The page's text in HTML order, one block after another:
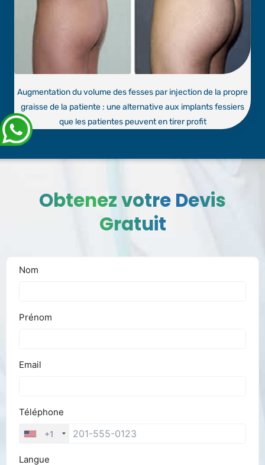
Augmentation du volume des fesses par injection de la propre
graisse de la patiente : une alternative aux implants fessiers
que les patientes peuvent en tirer profit
Obtenez votre Devis
Gratuit